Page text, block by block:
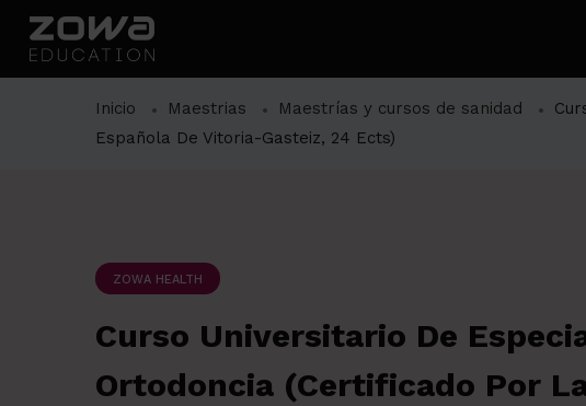
Inicio Maestrias Maestrías y cursos de sanidad
Española De Vitoria-Gasteiz, 24 Ects)
ZOWA HEALTH
Curso Universitario De
Ortodoncia (Certificado Por